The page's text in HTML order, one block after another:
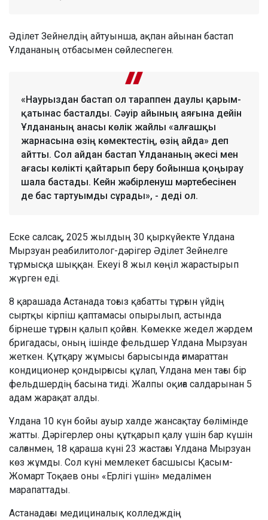
Әділет Зейнелдің айтуынша, ақпан айынан бастап
Ұлдананың отбасымен сөйлеспеген.
«Наурыздан бастап ол тараппен даулы қарым-
қатынас басталды. Сәуір айының аяғына дейін
Ұлдананың анасы көлік жайлы «алғашқы
жарнасына өзің көмектестің, өзің айда» деп
айтты. Сол айдан бастап Ұлдананың әкесі мен
ағасы көлікті қайтарып беру бойынша қоңырау
шала бастады. Кейн жәбірленуш мәртебесінен
де бас тартуымды сұрады», - деді ол.
Еске салсақ, 2025 жылдың 30 қыркүйекте Ұлдана
Мырзуан реабилитолог-дәрігер Әділет Зейнелге
тұрмысқа шыққан. Екеуі 8 жыл көңіл жарастырып
жүрген еді.
8 қарашада Астанада тоғыз қабатты тұрғын үйдің
сыртқы кірпіш қаптамасы опырылып, астында
бірнеше тұрғын қалып қойған. Көмекке жедел жәрдем
бригадасы, оның ішінде фельдшер Ұлдана Мырзуан
жеткен. Құтқару жұмысы барысында ғимараттан
кондиционер қондырғысы құлап, Ұлдана мен тағы бір
фельдшердің басына тиді. Жалпы оқиға салдарынан 5
адам жарақат алды.
Ұлдана 10 күн бойы ауыр халде жансақтау бөлімінде
жатты. Дәрігерлер оны құтқарып қалу үшін бар күшін
салғанмен, 18 қараша күні 23 жастағы Ұлдана Мырзуан
көз жұмды. Сол күні мемлекет басшысы Қасым-
Жомарт Тоқаев оны «Ерлігі үшін» медалімен
марапаттады.
Астанадағы медициналық колледждің